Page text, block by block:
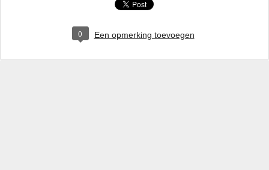
0 Een opmerking toevoegen